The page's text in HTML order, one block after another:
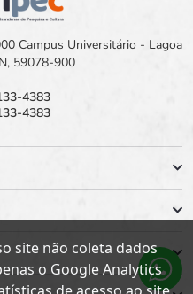
Campus Universitário - Lagoa
59078-900
4383
4383
site não coleta dados
o Google Analytics